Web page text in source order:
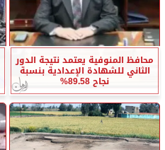
محافظ المنوفية يعتمد نتيجة الدور
الثاني للشهادة الإعدادية بنسبة
نجاح 89.58%